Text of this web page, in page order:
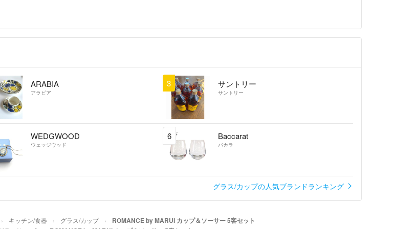
ARABIA
アラビア
3 サントリー
サントリー
WEDGWOOD
ウェッジウッド
6 Baccarat
バカラ
グラス/カップの人気ブランドランキング
キッチン/食器 グラス/カップ ROMANCE by MARUI カップ＆ソーサー 5客セット